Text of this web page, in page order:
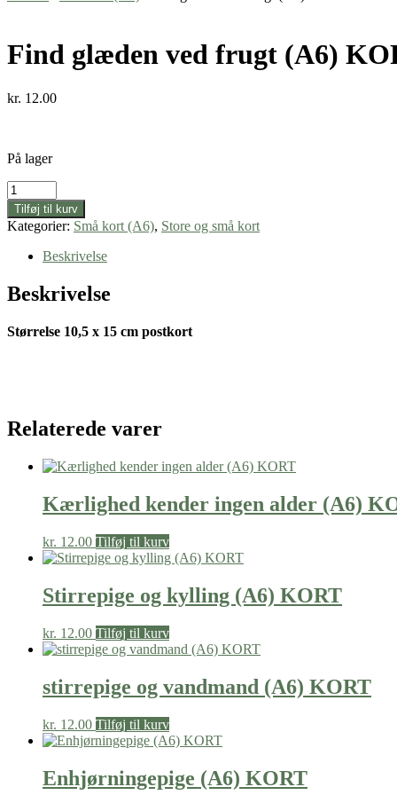
Find glæden ved frugt (A6)
kr. 12.00
På lager
Find
glæden
ved
frugt
(A6)
KORT
antal
Tilføj til kurv
Kategorier: Små kort (A6), Store og små kort
Beskrivelse
Beskrivelse
Størrelse 10,5 x 15 cm postkort
Relaterede varer
Kærlighed kender ingen alder (A6)
kr. 12.00 Tilføj til kurv
Stirrepige og kylling (A6) KORT
kr. 12.00 Tilføj til kurv
stirrepige og vandmand (A6) KORT
kr. 12.00 Tilføj til kurv
Enhjørningepige (A6) KORT